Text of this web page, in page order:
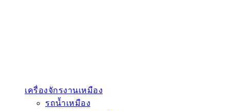
เครื่องจักรงานเหมือง
รถน้ำเหมือง